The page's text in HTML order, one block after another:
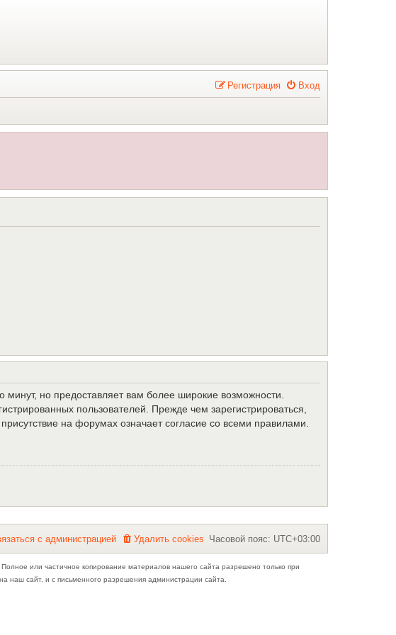
Вход
Регистрация
но предоставляет вам более широкие возможности.
пользователей. Прежде чем зарегистрироваться,
на форумах означает согласие со всеми правилами.
Часовой пояс: UTC+03:00
Удалить cookies
язаться с администрацией
или частичное копирование материалов нашего сайта разрешено только при
наш сайт, и с письменного разрешения администрации сайта.